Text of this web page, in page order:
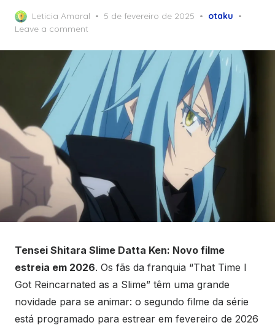
Leticia Amaral
Posted
5 de fevereiro de 2025
otaku
Leave a comment
Tensei Shitara Slime Datta Ken: Novo filme
estreia em 2026. Os fãs da franquia “That Time I
Got Reincarnated as a Slime” têm uma grande
novidade para se animar: o segundo filme da série
está programado para estrear em fevereiro de 2026